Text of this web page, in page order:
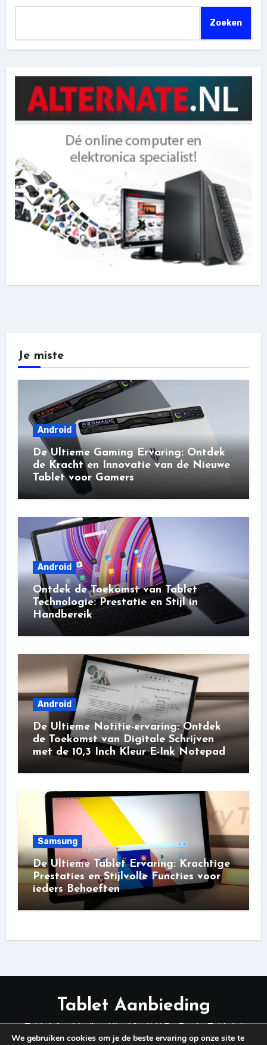
Zoeken
Je miste
Android
De Ultieme Gaming Ervaring: Ontdek
de Kracht en Innovatie van de Nieuwe
Tablet voor Gamers
Android
Ontdek de Toekomst van Tablet
Technologie: Prestatie en Stijl in
Handbereik
Android
De Ultieme Notitie-ervaring: Ontdek
de Toekomst van Digitale Schrijven
met de 10,3 Inch Kleur E-Ink Notepad
Samsung
De Ultieme Tablet Ervaring: Krachtige
Prestaties en Stijlvolle Functies voor
ieders Behoeften
Tablet Aanbieding
Tablet Aanbieding Hier Vindt U De Beste Tablets!
We gebruiken cookies om je de beste ervaring op onze site te